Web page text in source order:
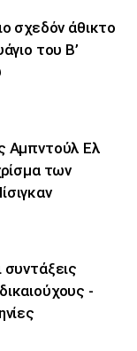
σχεδόν άθικτο
του Β’
Αμπντούλ Ελ
των
-